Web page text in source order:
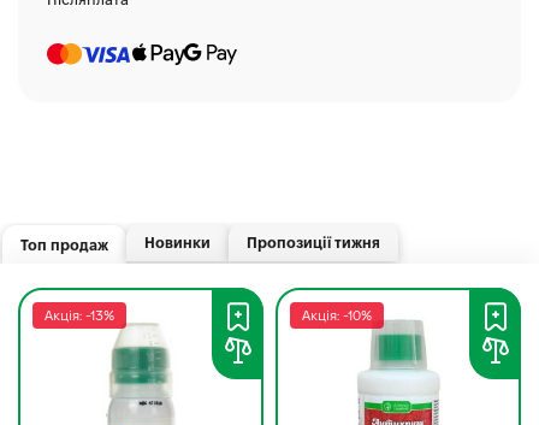
Топ продаж Новинки Пропозиції тижня
Акція: -13% Акція: -10%